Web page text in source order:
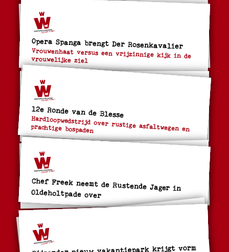
Opera Spanga brengt Der Rosenkavalier
Vrouwenhaat versus een vrijzinnige kijk in de
vrouwelijke ziel
12e Ronde van de Blesse
Hardloopwedstrijd over rustige asfaltwegen en
prachtige bospaden
Chef Freek neemt de Rustende Jager in
Oldeholtpade over